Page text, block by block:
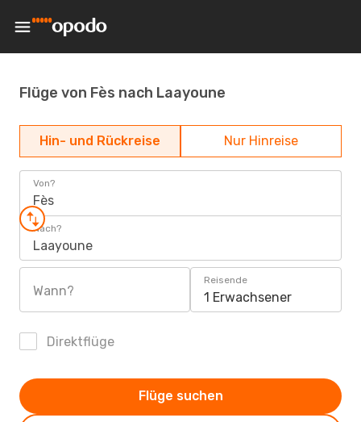
Flüge von Fès nach Laayoune
Hin- und Rückreise Nur Hinreise
Von?
Fès
Nach?
Laayoune
Wann?
Reisende
1 Erwachsener
Direktflüge
Flüge suchen